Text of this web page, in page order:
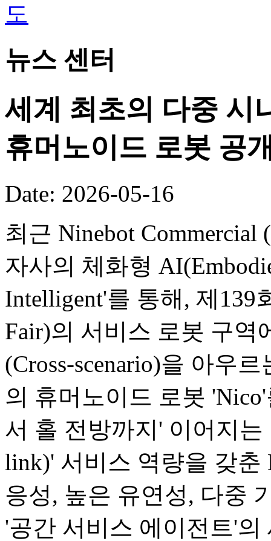
뉴스 센터
세계 최초의 다중 시
휴머노이드 로봇 공
Date: 2026-05-16
최근 Ninebot Commercial
자사의 체화형
Intelligent'를 통해, 제139
Fair)의 서비스 로봇 구역
(Cross-scenario)을 아우
의 휴머노이드 로봇
서 홀 전방까지' 이어지
link)' 서비스 역량을 갖춘
응성, 높은 유연성, 다중
'공간 서비스 에이전트'